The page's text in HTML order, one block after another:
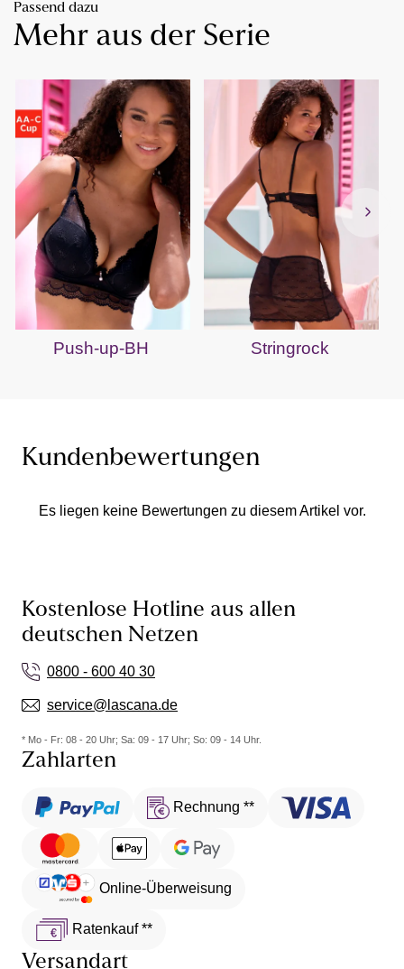
Passend dazu
Mehr aus der Serie
Push-up-BH Stringrock
Kundenbewertungen
Es liegen keine Bewertungen zu diesem Artikel vor.
Kostenlose Hotline aus allen
deutschen Netzen
0800 - 600 40 30
service@lascana.de
* Mo - Fr: 08 - 20 Uhr; Sa: 09 - 17 Uhr; So: 09 - 14 Uhr.
Zahlarten
Rechnung **
Online-Überweisung
Ratenkauf **
Versandart